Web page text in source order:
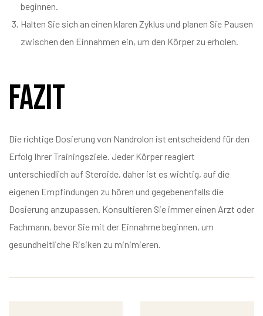
beginnen.
Halten Sie sich an einen klaren Zyklus und planen Sie Pausen
zwischen den Einnahmen ein, um den Körper zu erholen.
Fazit
Die richtige Dosierung von Nandrolon ist entscheidend für den
Erfolg Ihrer Trainingsziele. Jeder Körper reagiert
unterschiedlich auf Steroide, daher ist es wichtig, auf die
eigenen Empfindungen zu hören und gegebenenfalls die
Dosierung anzupassen. Konsultieren Sie immer einen Arzt oder
Fachmann, bevor Sie mit der Einnahme beginnen, um
gesundheitliche Risiken zu minimieren.